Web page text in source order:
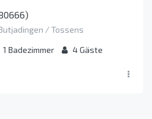
/ Tossens
1 Badezimmer 4Gäste